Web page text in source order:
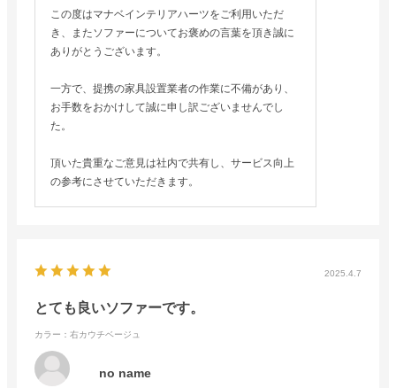
この度はマナベインテリアハーツをご利用いただ
き、またソファーについてお褒めの言葉を頂き誠に
ありがとうございます。
一方で、提携の家具設置業者の作業に不備があり、
お手数をおかけして誠に申し訳ございませんでし
た。
頂いた貴重なご意見は社内で共有し、サービス向上
の参考にさせていただきます。
2025.4.7
とても良いソファーです。
カラー：右カウチベージュ
no name